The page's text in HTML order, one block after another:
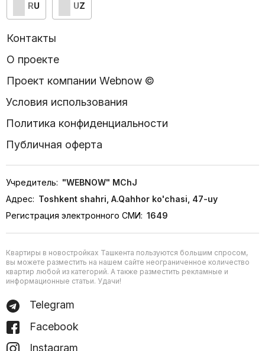
RU UZ
Контакты
О проекте
Проект компании Webnow ©
Условия использования
Политика конфиденциальности
Публичная оферта
Учредитель: "WEBNOW" MChJ
Адрес: Toshkent shahri, A.Qahhor ko'chasi, 47-uy
Регистрация электронного СМИ: 1649
Квартиры в новостройках Ташкента пользуются большим спросом,
вы можете разместить на нашем сайте неограниченное количество
квартир любой из категорий. А также разместить рекламные и
информационные статьи. Удачи!
Telegram
Facebook
Instagram